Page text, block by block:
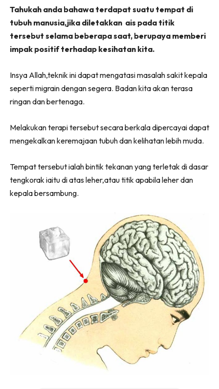
(Twitter)
Tahukah anda bahawa terdapat suatu tempat di
tubuh manusia,jika diletakkan ais pada titik
tersebut selama beberapa saat, berupaya memberi
impak positif terhadap kesihatan kita.
Insya Allah,teknik ini dapat mengatasi masalah sakit kepala
seperti migrain dengan segera. Badan kita akan terasa
ringan dan bertenaga.
Melakukan terapi tersebut secara berkala dipercayai dapat
mengekalkan keremajaan tubuh dan kelihatan lebih muda.
Tempat tersebut ialah bintik tekanan yang terletak di dasar
tengkorak iaitu di atas leher,atau titik apabila leher dan
kepala bersambung.